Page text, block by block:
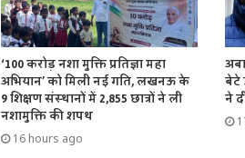
‘100 करोड़ नशा मुक्ति प्रतिज्ञा महा
अभियान’ को मिली नई गति, लखनऊ के
9 शिक्षण संस्थानों में 2,855 छात्रों ने ली
नशामुक्ति की शपथ
16 hours ago
बेटे
ने